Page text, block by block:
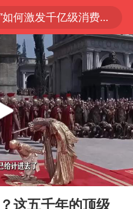
“电影+”如何激发千亿级消费新活力？
豚加强
日本试射“战斧”导弹，国防部回应
曝韩国足协为外籍裁判员安排色情招待
向鹏打得很窝囊
四川宜宾市高县4.9级地震致1人死亡
不敌张本智和
勒泰八月能滑雪”不实
延续良好增长态势
05:16
这五千年的顶级